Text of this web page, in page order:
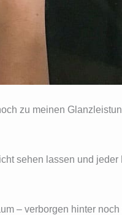
zu meinen
sehen lassen und
– verborgen hinter